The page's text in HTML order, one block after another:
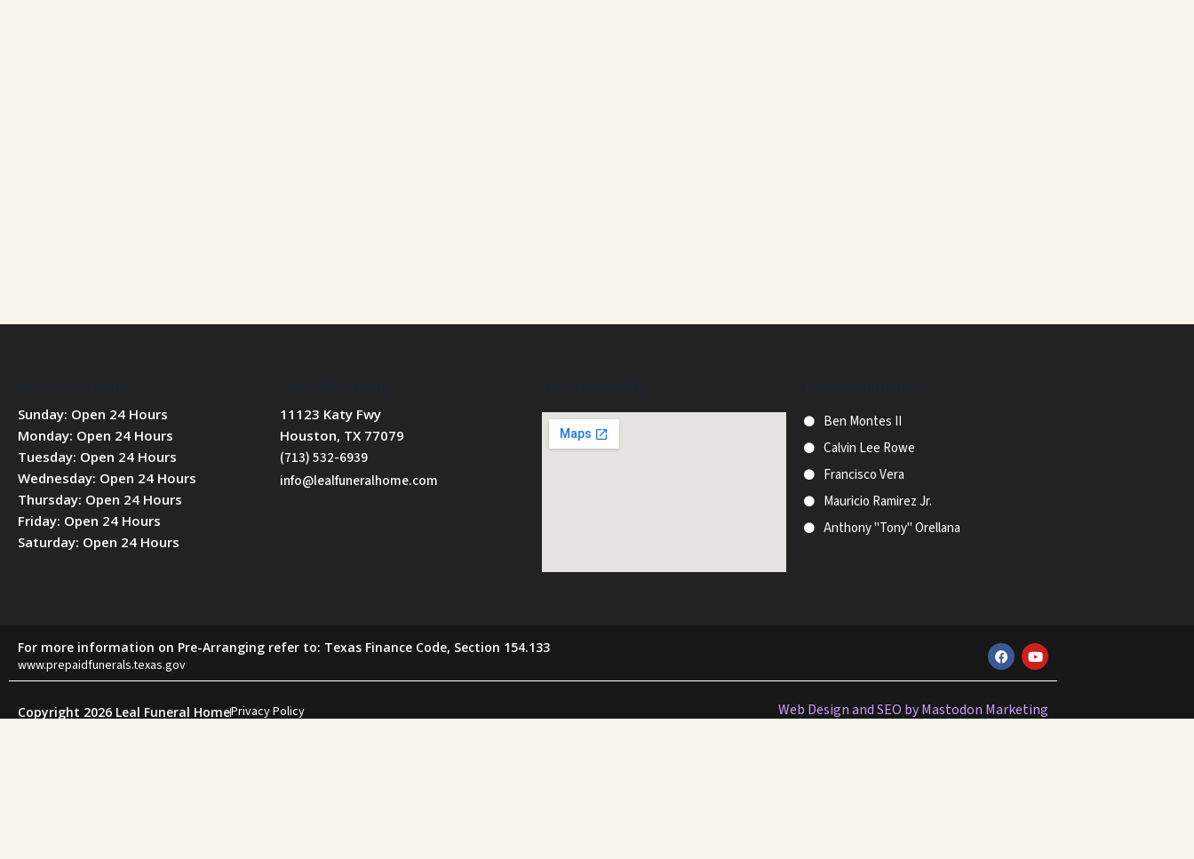
Our Office Hours
Sunday: Open 24 Hours
Monday: Open 24 Hours
Tuesday: Open 24 Hours
Wednesday: Open 24 Hours
Thursday: Open 24 Hours
Friday: Open 24 Hours
Saturday: Open 24 Hours
Our Office Hours
11123 Katy Fwy
Houston, TX 77079
(713) 532-6939
info@lealfuneralhome.com
How To Find Us Recent Obituaries
Ben Montes II
Calvin Lee Rowe
Francisco Vera
Mauricio Ramirez Jr.
Anthony "Tony" Orellana
For more information on Pre-Arranging refer to: Texas Finance Code, Section 154.133
www.prepaidfunerals.texas.gov
F
a
c
o
Y
o
u
b
Copyright 2026 Leal Funeral HomePrivacy Policy Web Design and SEO by Mastodon Marketing